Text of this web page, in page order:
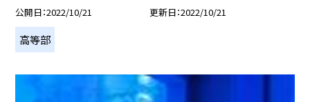
公開日 2022/10/21 更新日 2022/10/21
高等部